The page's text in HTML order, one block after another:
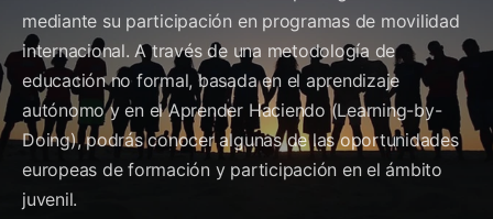
mediante su participación en programas de movilidad
internacional. A través de una metodología de
educación no formal, basada en el aprendizaje
autónomo y en el Aprender Haciendo (Learning-by-
Doing), podrás conocer algunas de las oportunidades
europeas de formación y participación en el ámbito
juvenil.